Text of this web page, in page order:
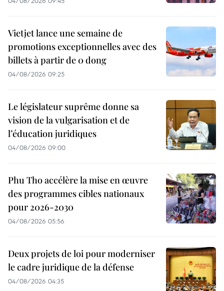
Vietjet lance une semaine de
promotions exceptionnelles avec des
billets à partir de 0 dong
04/08/2026 09:25
Le législateur suprême donne sa
vision de la vulgarisation et de
l’éducation juridiques
04/08/2026 09:00
Phu Tho accélère la mise en œuvre
des programmes cibles nationaux
pour 2026-2030
04/08/2026 05:56
Deux projets de loi pour moderniser
le cadre juridique de la défense
04/08/2026 04:35